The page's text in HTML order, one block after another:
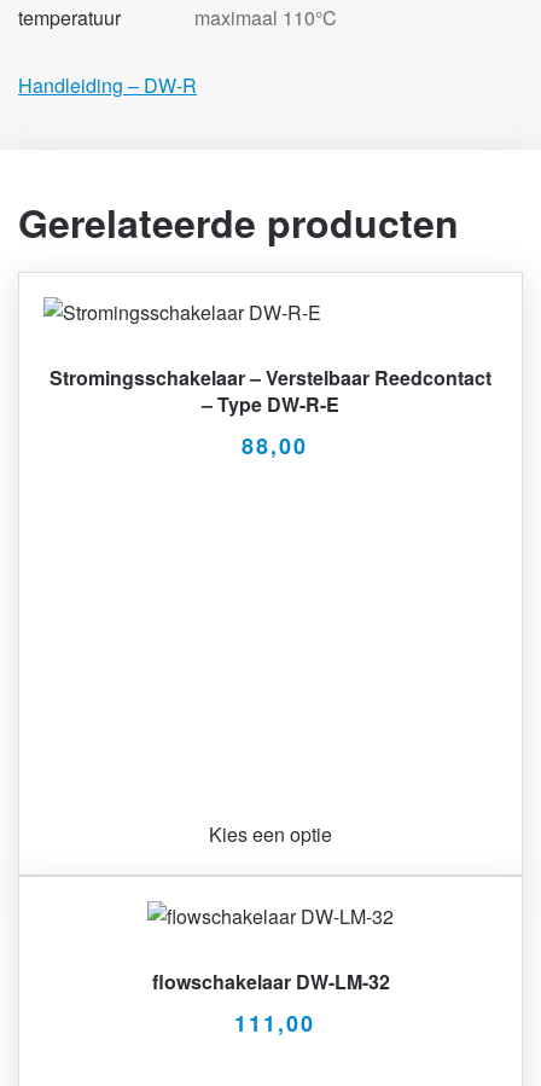
temperatuur maximaal 110°C
Handleiding – DW-R
Gerelateerde producten
Stromingsschakelaar – Verstelbaar Reedcontact
– Type DW-R-E
88,00
Kies een optie
flowschakelaar DW-LM-32
111,00